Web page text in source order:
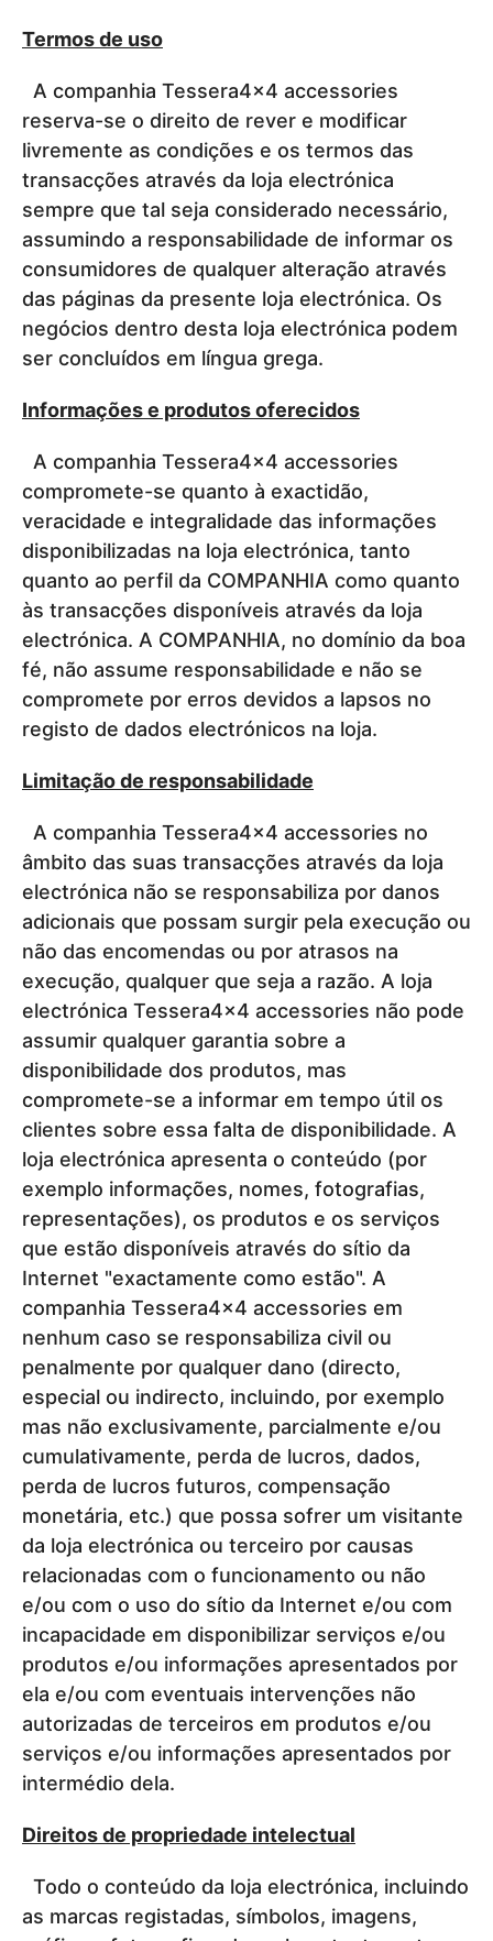
Termos de uso
A companhia Tessera4x4 accessories
reserva-se o direito de rever e modificar
livremente as condições e os termos das
transacções através da loja electrónica
sempre que tal seja considerado necessário,
assumindo a responsabilidade de informar os
consumidores de qualquer alteração através
das páginas da presente loja electrónica. Os
negócios dentro desta loja electrónica podem
ser concluídos em língua grega.
Informações e produtos oferecidos
A companhia Tessera4x4 accessories
compromete-se quanto à exactidão,
veracidade e integralidade das informações
disponibilizadas na loja electrónica, tanto
quanto ao perfil da COMPANHIA como quanto
às transacções disponíveis através da loja
electrónica. A COMPANHIA, no domínio da boa
fé, não assume responsabilidade e não se
compromete por erros devidos a lapsos no
registo de dados electrónicos na loja.
Limitação de responsabilidade
A companhia Tessera4x4 accessories no
âmbito das suas transacções através da loja
electrónica não se responsabiliza por danos
adicionais que possam surgir pela execução ou
não das encomendas ou por atrasos na
execução, qualquer que seja a razão. A loja
electrónica Tessera4x4 accessories não pode
assumir qualquer garantia sobre a
disponibilidade dos produtos, mas
compromete-se a informar em tempo útil os
clientes sobre essa falta de disponibilidade. A
loja electrónica apresenta o conteúdo (por
exemplo informações, nomes, fotografias,
representações), os produtos e os serviços
que estão disponíveis através do sítio da
Internet "exactamente como estão". A
companhia Tessera4x4 accessories em
nenhum caso se responsabiliza civil ou
penalmente por qualquer dano (directo,
especial ou indirecto, incluindo, por exemplo
mas não exclusivamente, parcialmente e/ou
cumulativamente, perda de lucros, dados,
perda de lucros futuros, compensação
monetária, etc.) que possa sofrer um visitante
da loja electrónica ou terceiro por causas
relacionadas com o funcionamento ou não
e/ou com o uso do sítio da Internet e/ou com
incapacidade em disponibilizar serviços e/ou
produtos e/ou informações apresentados por
ela e/ou com eventuais intervenções não
autorizadas de terceiros em produtos e/ou
serviços e/ou informações apresentados por
intermédio dela.
Direitos de propriedade intelectual
Todo o conteúdo da loja electrónica, incluindo
as marcas registadas, símbolos, imagens,